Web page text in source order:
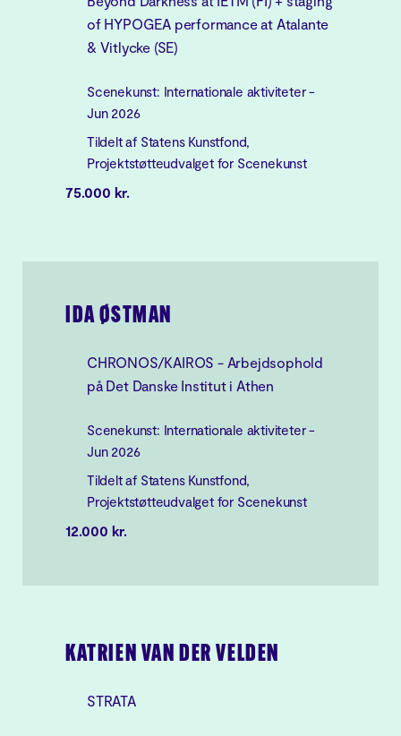
of HYPOGEA performance at Atalante
& Vitlycke (SE)
Scenekunst: Internationale aktiviteter -
Jun 2026
Tildelt af Statens Kunstfond,
Projektstøtteudvalget for Scenekunst
75.000 kr.
IDA ØSTMAN
CHRONOS/KAIROS - Arbejdsophold
på Det Danske Institut i Athen
Scenekunst: Internationale aktiviteter -
Jun 2026
Tildelt af Statens Kunstfond,
Projektstøtteudvalget for Scenekunst
12.000 kr.
KATRIEN VAN DER VELDEN
STRATA